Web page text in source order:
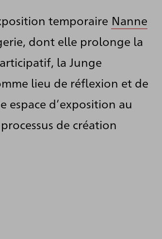
temporaire Nanne
dont elle prolonge la
la Junge
lieu de réflexion et de
d’exposition au
de création